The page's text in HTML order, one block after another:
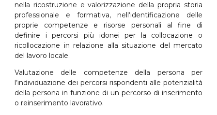
nella ricostruzione e valorizzazione della propria storia
professionale e formativa, nell‘identificazione delle
proprie competenze e risorse personali al fine di
definire i percorsi più idonei per la collocazione o
ricollocazione in relazione alla situazione del mercato
del lavoro locale.
Valutazione delle competenze della persona per
l’individuazione dei percorsi rispondenti alle potenzialità
della persona in funzione di un percorso di inserimento
o reinserimento lavorativo.